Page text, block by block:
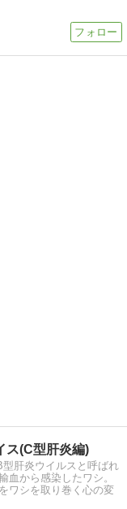
ス(C型肝炎編)
肝炎ウイルスと呼ばれ
血から感染したワシ。
ワシを取り巻く心の変